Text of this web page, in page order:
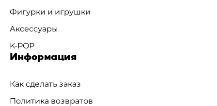
Фигурки и игрушки
Аксессуары
K-POP
Информация
Как сделать заказ
Политика возвратов